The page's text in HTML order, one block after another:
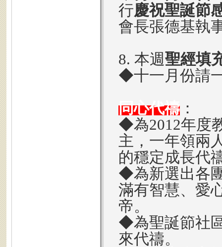
行慶祝聖誕節
會長張德基執
8. 本週聖經填
◆十一月份請
同心代禱：
◆為2012年度
主，一年領兩
的穩定成長代
◆為新選出各
滿有智慧、愛
帝。
◆為聖誕節社
來代禱。